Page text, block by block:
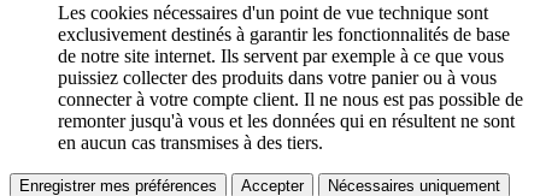
Les cookies nécessaires d'un point de vue technique sont
exclusivement destinés à garantir les fonctionnalités de base
de notre site internet. Ils servent par exemple à ce que vous
puissiez collecter des produits dans votre panier ou à vous
connecter à votre compte client. Il ne nous est pas possible de
remonter jusqu'à vous et les données qui en résultent ne sont
en aucun cas transmises à des tiers.
Enregistrer mes préférences Accepter Nécessaires uniquement